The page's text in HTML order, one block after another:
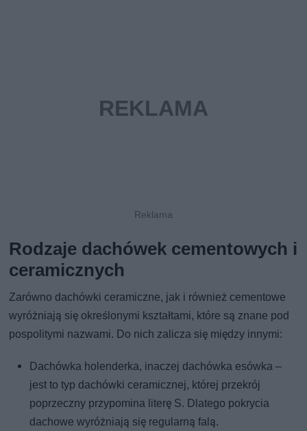
Rodzaje dachówek cementowych i
ceramicznych
Zarówno dachówki ceramiczne, jak i również cementowe
wyróżniają się określonymi kształtami, które są znane pod
pospolitymi nazwami. Do nich zalicza się między innymi:
Dachówka holenderka, inaczej dachówka esówka –
jest to typ dachówki ceramicznej, której przekrój
poprzeczny przypomina literę S. Dlatego pokrycia
dachowe wyróżniają się regularną falą.